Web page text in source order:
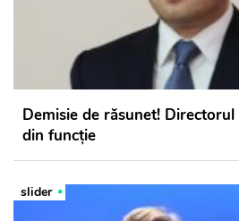
Demisie de răsunet! Directorul
din funcție
slider